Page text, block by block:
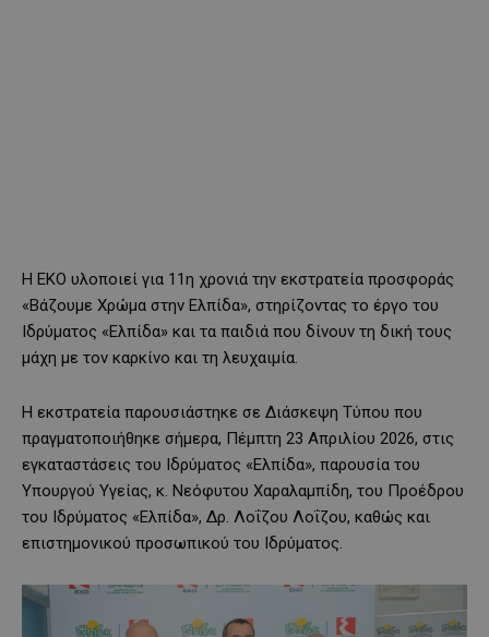
Η ΕΚΟ υλοποιεί για 11η χρονιά την εκστρατεία προσφοράς
«Βάζουμε Χρώμα στην Ελπίδα», στηρίζοντας το έργο του
Ιδρύματος «Ελπίδα» και τα παιδιά που δίνουν τη δική τους
μάχη με τον καρκίνο και τη λευχαιμία.
Η εκστρατεία παρουσιάστηκε σε Διάσκεψη Τύπου που
πραγματοποιήθηκε σήμερα, Πέμπτη 23 Απριλίου 2026, στις
εγκαταστάσεις του Ιδρύματος «Ελπίδα», παρουσία του
Υπουργού Υγείας, κ. Νεόφυτου Χαραλαμπίδη, του Προέδρου
του Ιδρύματος «Ελπίδα», Δρ. Λοΐζου Λοΐζου, καθώς και
επιστημονικού προσωπικού του Ιδρύματος.